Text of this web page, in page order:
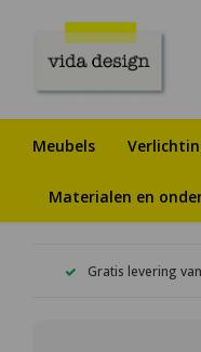
Meubels
Materialen en
Gratis levering